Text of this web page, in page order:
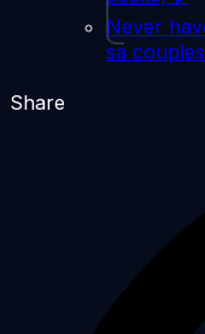
Never
sa
Share